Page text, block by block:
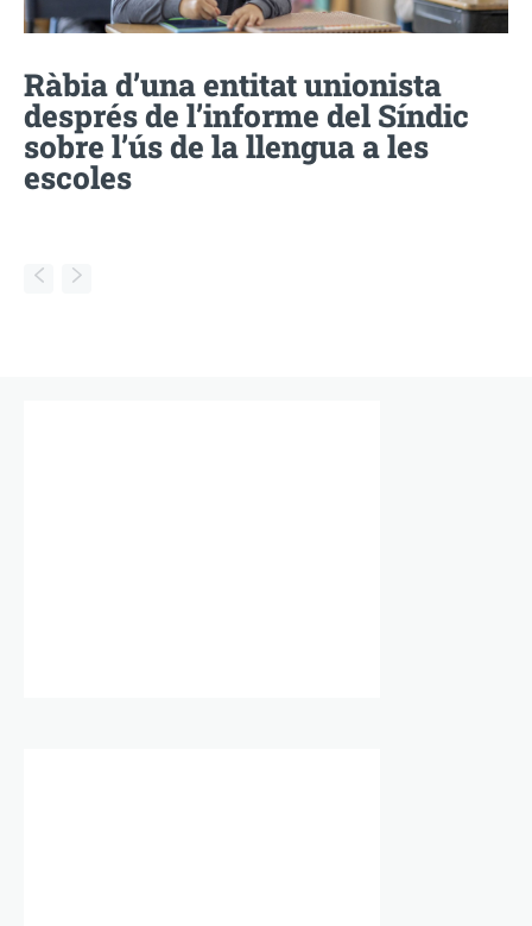
Ràbia d’una entitat unionista
després de l’informe del Síndic
sobre l’ús de la llengua a les
escoles